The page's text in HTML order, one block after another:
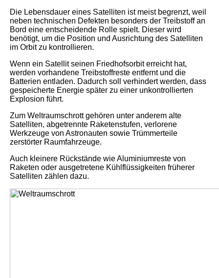
Die Lebensdauer eines Satelliten ist meist begrenzt, weil
neben technischen Defekten besonders der Treibstoff an
Bord eine entscheidende Rolle spielt. Dieser wird
benötigt, um die Position und Ausrichtung des Satelliten
im Orbit zu kontrollieren.
Wenn ein Satellit seinen Friedhofsorbit erreicht hat,
werden vorhandene Treibstoffreste entfernt und die
Batterien entladen. Dadurch soll verhindert werden, dass
gespeicherte Energie später zu einer unkontrollierten
Explosion führt.
Zum Weltraumschrott gehören unter anderem alte
Satelliten, abgetrennte Raketenstufen, verlorene
Werkzeuge von Astronauten sowie Trümmerteile
zerstörter Raumfahrzeuge.
Auch kleinere Rückstände wie Aluminiumreste von
Raketen oder ausgetretene Kühlflüssigkeiten früherer
Satelliten zählen dazu.